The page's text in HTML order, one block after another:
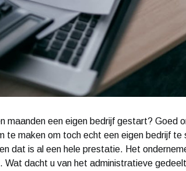
maanden een eigen bedrijf gestart? Goed
te maken om toch echt een eigen bedrijf te
dat is al een hele prestatie. Het
Wat dacht u van het administratieve